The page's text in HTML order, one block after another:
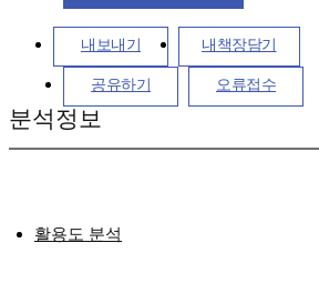
내보내기 내책장담기
공유하기 오류접수
분석정보
활용도 분석